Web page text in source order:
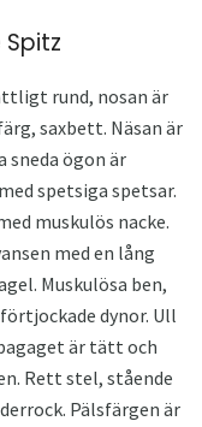
rund, nosan är
saxbett. Näsan är
sneda ögon är
spetsiga spetsar.
muskulös nacke.
med en lång
Muskulösa ben,
dynor. Ull
är tätt och
Rett stel, stående
Pälsfärgen är